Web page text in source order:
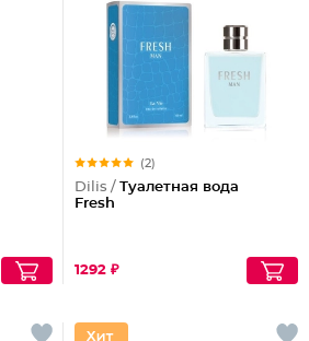
(2)
Dilis / Туалетная вода
Fresh
1292 ₽